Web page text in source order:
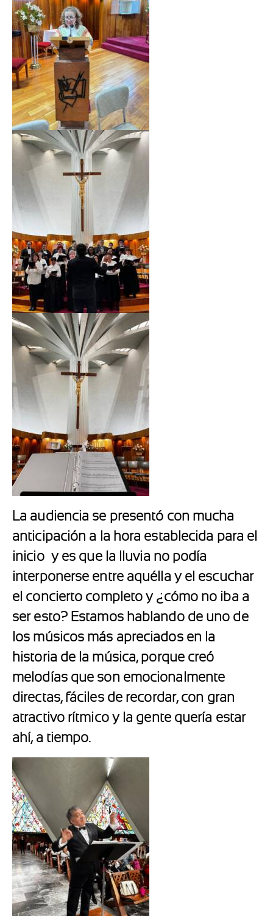
La audiencia se presentó con mucha
anticipación a la hora establecida para el
inicio y es que la lluvia no podía
interponerse entre aquélla y el escuchar
el concierto completo y ¿cómo no iba a
ser esto? Estamos hablando de uno de
los músicos más apreciados en la
historia de la música, porque creó
melodías que son emocionalmente
directas, fáciles de recordar, con gran
atractivo rítmico y la gente quería estar
ahí, a tiempo.